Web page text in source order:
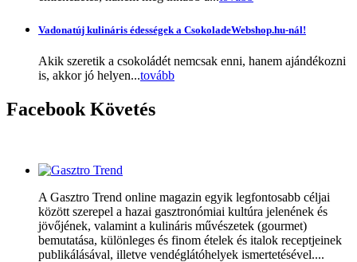
Vadonatúj kulináris édességek a CsokoladeWebshop.hu-nál!
Akik szeretik a csokoládét nemcsak enni, hanem ajándékozni
is, akkor jó helyen...tovább
Facebook Követés
A Gasztro Trend online magazin egyik legfontosabb céljai
között szerepel a hazai gasztronómiai kultúra jelenének és
jövőjének, valamint a kulináris művészetek (gourmet)
bemutatása, különleges és finom ételek és italok receptjeinek
publikálásával, illetve vendéglátóhelyek ismertetésével....